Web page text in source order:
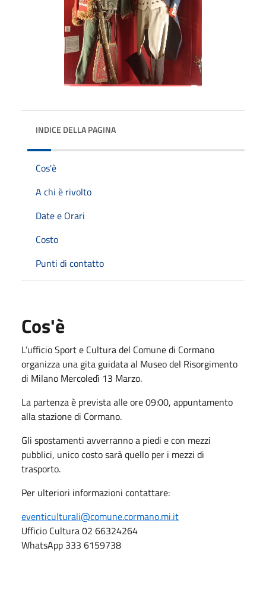
INDICE DELLA PAGINA
Cos'è
A chi è rivolto
Date e Orari
Costo
Punti di contatto
Cos'è
L’ufficio Sport e Cultura del Comune di Cormano
organizza una gita guidata al Museo del Risorgimento
di Milano Mercoledì 13 Marzo.
La partenza è prevista alle ore 09:00, appuntamento
alla stazione di Cormano.
Gli spostamenti avverranno a piedi e con mezzi
pubblici, unico costo sarà quello per i mezzi di
trasporto.
Per ulteriori informazioni contattare:
eventiculturali@comune.cormano.mi.it
Ufficio Cultura 02 66324264
WhatsApp 333 6159738